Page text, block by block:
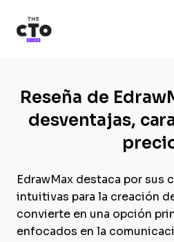
Reseña de
desventajas,
EdrawMax destaca por sus
intuitivas para la creación
convierte en una opción
enfocados en la